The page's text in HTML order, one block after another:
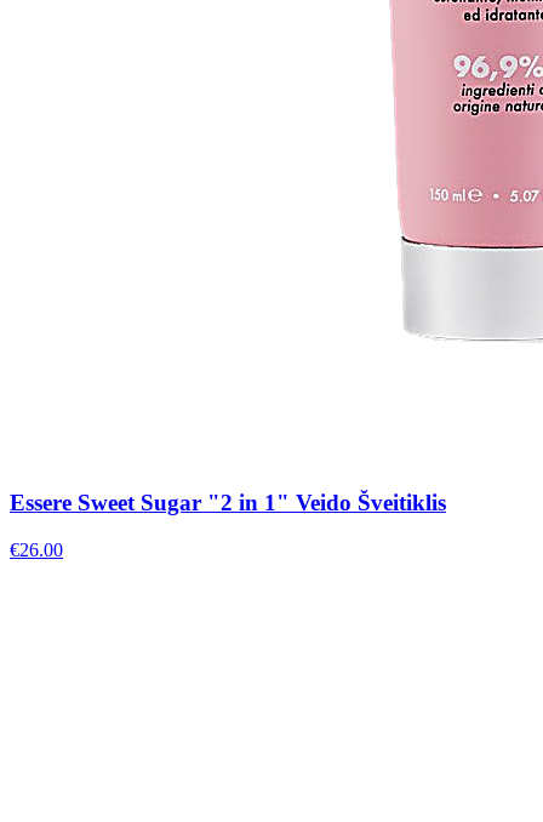
Essere Sweet Sugar "2 in 1" Veido Šveitiklis
€26.00